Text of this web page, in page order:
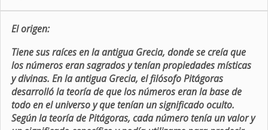
El origen:
Tiene sus raíces en la antigua Grecia, donde se creía que
los números eran sagrados y tenían propiedades místicas
y divinas. En la antigua Grecia, el filósofo Pitágoras
desarrolló la teoría de que los números eran la base de
todo en el universo y que tenían un significado oculto.
Según la teoría de Pitágoras, cada número tenía un valor y